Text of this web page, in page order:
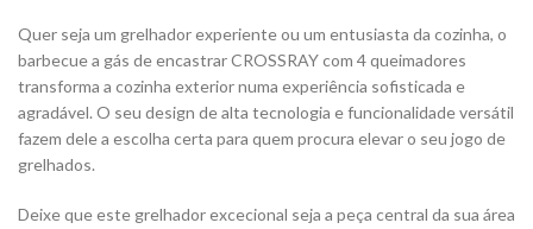
Quer seja um grelhador experiente ou um entusiasta da cozinha, o
barbecue a gás de encastrar CROSSRAY com 4 queimadores
transforma a cozinha exterior numa experiência sofisticada e
agradável. O seu design de alta tecnologia e funcionalidade versátil
fazem dele a escolha certa para quem procura elevar o seu jogo de
grelhados.
Deixe que este grelhador excecional seja a peça central da sua área